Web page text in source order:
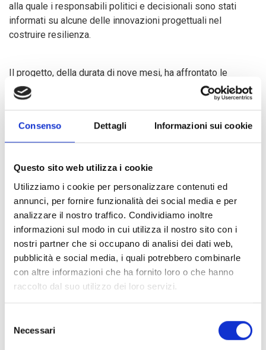
Consenso Dettagli Informazioni sui cookie
Questo sito web utilizza i cookie
Utilizziamo i cookie per personalizzare contenuti ed
annunci, per fornire funzionalità dei social media e per
analizzare il nostro traffico. Condividiamo inoltre
informazioni sul modo in cui utilizza il nostro sito con i
nostri partner che si occupano di analisi dei dati web,
pubblicità e social media, i quali potrebbero combinarle
con altre informazioni che ha fornito loro o che hanno
raccolto dal suo utilizzo dei loro servizi.
delNecessari
alla quale i responsabili politici e decisionali sono stati
informati su alcune delle innovazioni progettuali nel
costruire resilienza.
Il progetto, della durata di nove mesi, ha affrontato le
seguenti problematiche: la limitata diversificazione in
termini di produzione alimentare, consumo e attività extra-
causata dall'adozione limitata di tecnologie migliorate; un
accesso circoscritto agli input agricoli per colture ad alto
forte dipendenza all'agricoltura alimentata dalla pioggia ed
una dipendenza ricorrente dagli interventi umanitari.
Il progetto è stata la risposta a diversi anni di disastri legati
al clima, come precipitazioni irregolari, inondazioni e siccità,
combinati ad un'alta dipendenza dall'agricoltura alimentata
dalla pioggia, mercati non funzionali e degrado delle risorse
naturali che hanno provocato una maggiore vulnerabilità agli